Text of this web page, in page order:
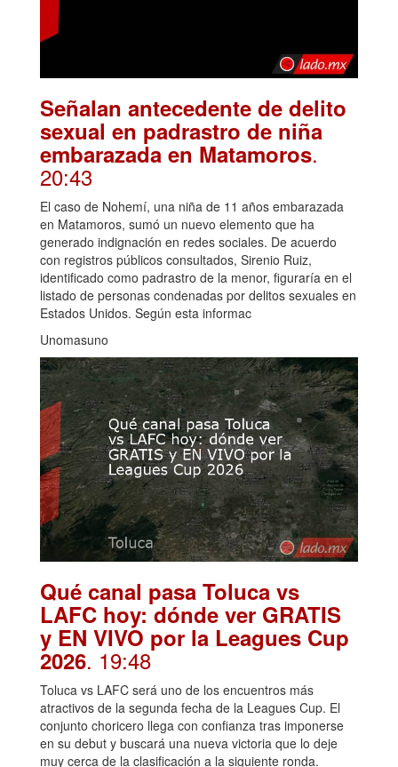
Señalan antecedente de delito
sexual en padrastro de niña
embarazada en Matamoros.
20:43
El caso de Nohemí, una niña de 11 años embarazada
en Matamoros, sumó un nuevo elemento que ha
generado indignación en redes sociales. De acuerdo
con registros públicos consultados, Sirenio Ruiz,
identificado como padrastro de la menor, figuraría en el
listado de personas condenadas por delitos sexuales en
Estados Unidos. Según esta informac
Unomasuno
Qué canal pasa Toluca vs
LAFC hoy: dónde ver GRATIS
y EN VIVO por la Leagues Cup
2026. 19:48
Toluca vs LAFC será uno de los encuentros más
atractivos de la segunda fecha de la Leagues Cup. El
conjunto choricero llega con confianza tras imponerse
en su debut y buscará una nueva victoria que lo deje
muy cerca de la clasificación a la siguiente ronda.